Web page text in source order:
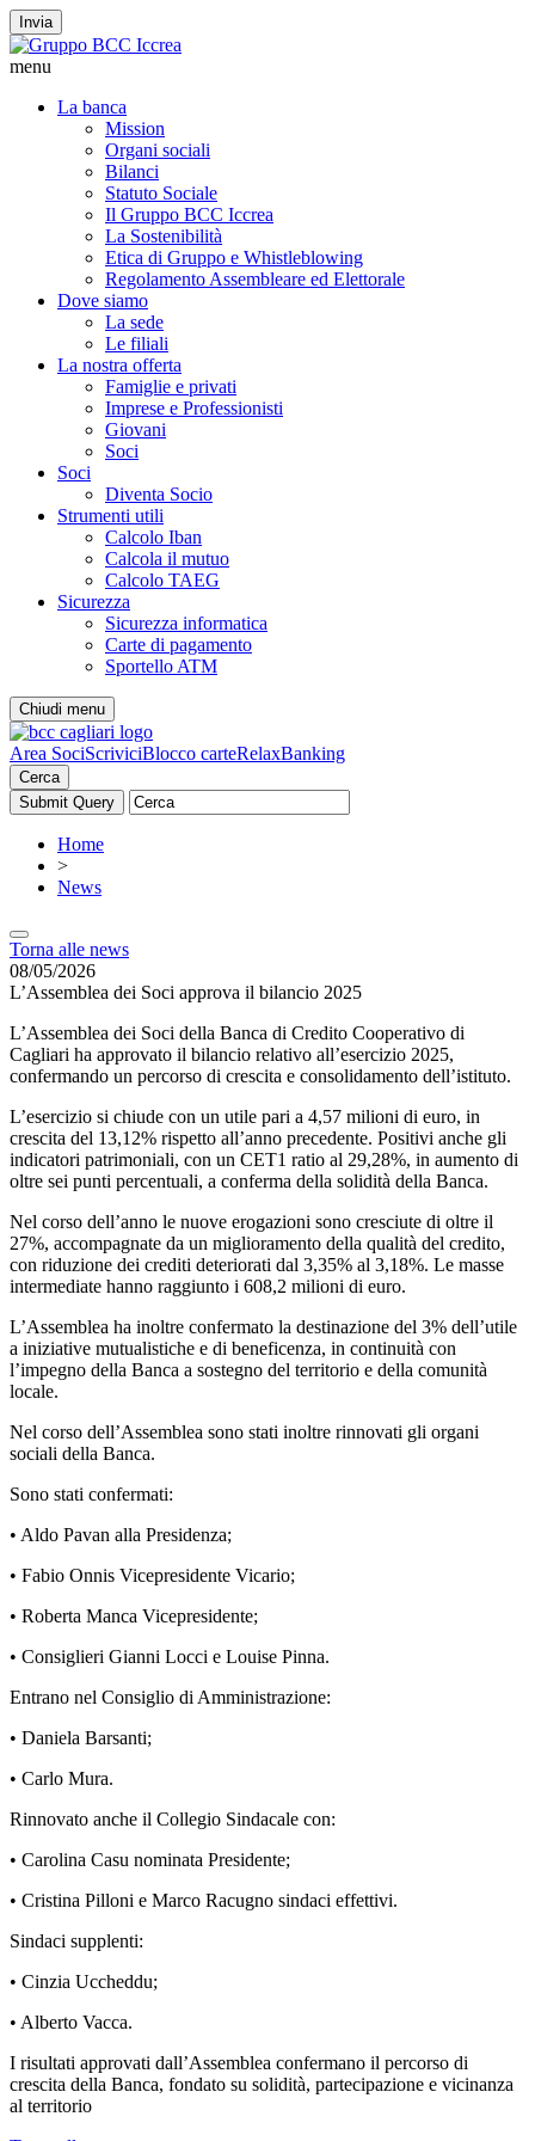
Invia
menu
La banca
Mission
Organi sociali
Bilanci
Statuto Sociale
Il Gruppo BCC Iccrea
La Sostenibilità
Etica di Gruppo e Whistleblowing
Regolamento Assembleare ed Elettorale
Dove siamo
La sede
Le filiali
La nostra offerta
Famiglie e privati
Imprese e Professionisti
Giovani
Soci
Soci
Diventa Socio
Strumenti utili
Calcolo Iban
Calcola il mutuo
Calcolo TAEG
Sicurezza
Sicurezza informatica
Carte di pagamento
Sportello ATM
Chiudi menu
Area SociScriviciBlocco carteRelaxBanking
Cerca
Home
>
News
Torna alle news
08/05/2026
L’Assemblea dei Soci approva il bilancio 2025
L’Assemblea dei Soci della Banca di Credito Cooperativo di
Cagliari ha approvato il bilancio relativo all’esercizio 2025,
confermando un percorso di crescita e consolidamento dell’istituto.
L’esercizio si chiude con un utile pari a 4,57 milioni di euro, in
crescita del 13,12% rispetto all’anno precedente. Positivi anche gli
indicatori patrimoniali, con un CET1 ratio al 29,28%, in aumento di
oltre sei punti percentuali, a conferma della solidità della Banca.
Nel corso dell’anno le nuove erogazioni sono cresciute di oltre il
27%, accompagnate da un miglioramento della qualità del credito,
con riduzione dei crediti deteriorati dal 3,35% al 3,18%. Le masse
intermediate hanno raggiunto i 608,2 milioni di euro.
L’Assemblea ha inoltre confermato la destinazione del 3% dell’utile
a iniziative mutualistiche e di beneficenza, in continuità con
l’impegno della Banca a sostegno del territorio e della comunità
locale.
Nel corso dell’Assemblea sono stati inoltre rinnovati gli organi
sociali della Banca.
Sono stati confermati:
• Aldo Pavan alla Presidenza;
• Fabio Onnis Vicepresidente Vicario;
• Roberta Manca Vicepresidente;
• Consiglieri Gianni Locci e Louise Pinna.
Entrano nel Consiglio di Amministrazione:
• Daniela Barsanti;
• Carlo Mura.
Rinnovato anche il Collegio Sindacale con:
• Carolina Casu nominata Presidente;
• Cristina Pilloni e Marco Racugno sindaci effettivi.
Sindaci supplenti:
• Cinzia Uccheddu;
• Alberto Vacca.
I risultati approvati dall’Assemblea confermano il percorso di
crescita della Banca, fondato su solidità, partecipazione e vicinanza
al territorio